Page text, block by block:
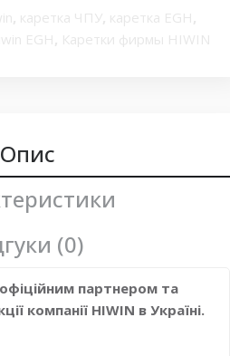
, каретка ЧПУ , каретка EGH ,
EGH , Каретки фирмы HIWIN
Класс точности H
Опис
(0)
партнером та
компанії HIWIN в Україні.